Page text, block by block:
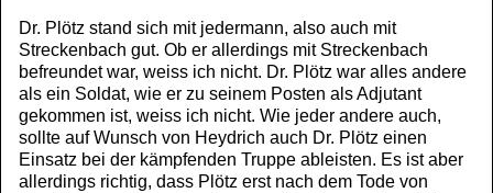
Dr. Plötz stand sich mit jedermann, also auch mit
Streckenbach gut. Ob er allerdings mit Streckenbach
befreundet war, weiss ich nicht. Dr. Plötz war alles andere
als ein Soldat, wie er zu seinem Posten als Adjutant
gekommen ist, weiss ich nicht. Wie jeder andere auch,
sollte auf Wunsch von Heydrich auch Dr. Plötz einen
Einsatz bei der kämpfenden Truppe ableisten. Es ist aber
allerdings richtig, dass Plötz erst nach dem Tode von